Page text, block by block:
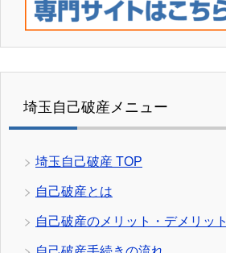
埼玉自己破産メニュー
埼玉自己破産 TOP
自己破産とは
自己破産のメリット・デメリット